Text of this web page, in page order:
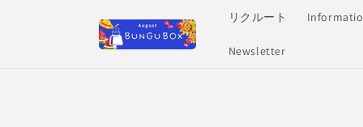
リクルート
Newsletter